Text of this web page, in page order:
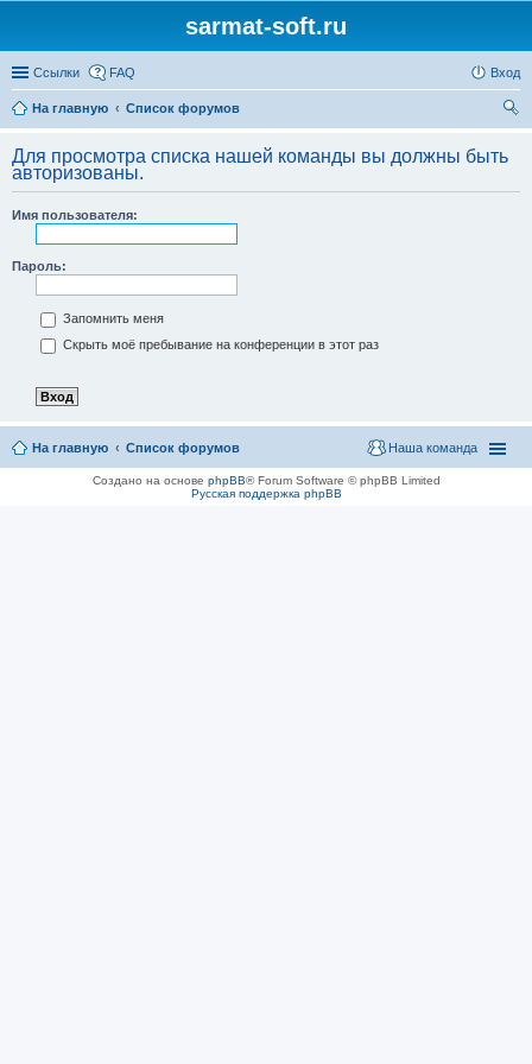
sarmat-soft.ru
Ссылки FAQ Вход
На главную
Список форумов
ск
Для просмотра списка нашей команды вы должны быть
авторизованы.
Имя пользователя:
Пароль:
Запомнить меня
Скрыть моё пребывание на конференции в этот раз
На главную Список форумов Наша команда
Создано на основе phpBB® Forum Software © phpBB Limited
Русская поддержка phpBB